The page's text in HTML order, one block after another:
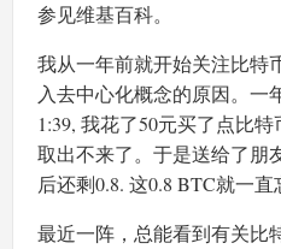
参见维基百科。
我从一年前就开始关注比特
入去中心化概念的原因。一
1:39, 我花了50元买了点比
取出不来了。于是送给了朋
后还剩0.8. 这0.8 BTC就一直
最近一阵，总能看到有关比